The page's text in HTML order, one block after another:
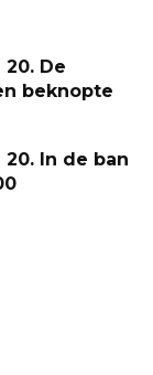
20. De
beknopte
20. In de ban